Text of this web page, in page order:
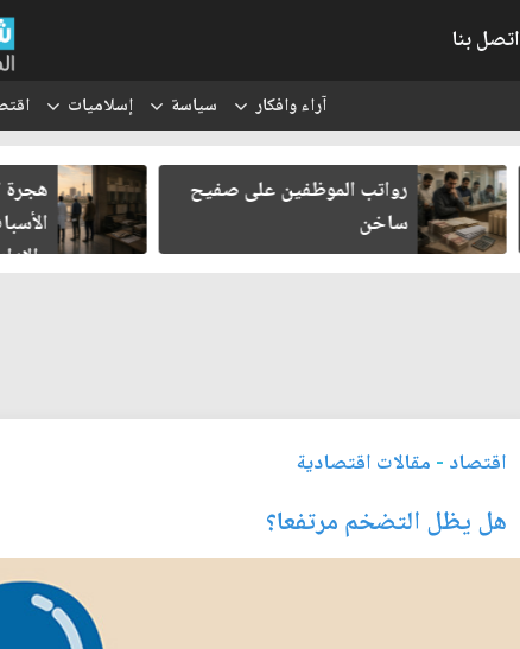
اتصل بنا
آراء وافكار سياسة إسلاميات
رواتب الموظفين على صفيح
ساخن
هجرة الكفاءات
الأسباب والآثار
والإدارية
اقتصاد - مقالات اقتصادية
هل يظل التضخم مرتفعا؟